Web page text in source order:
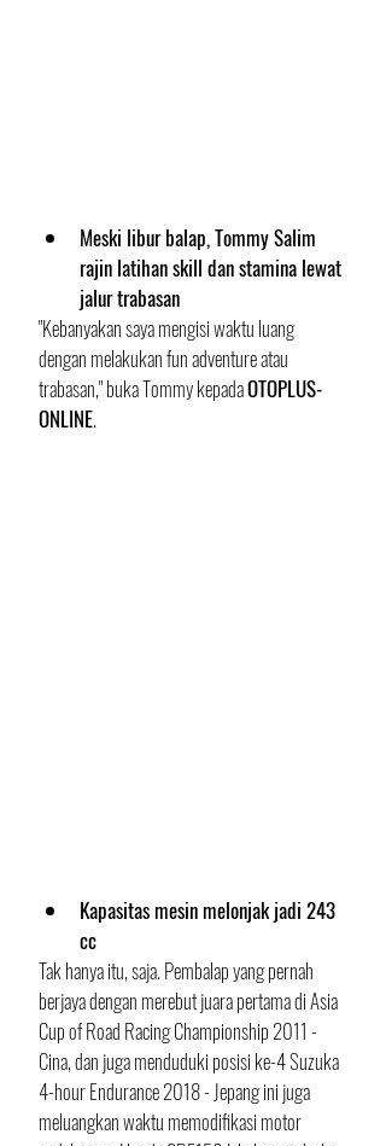
Meski libur balap, Tommy Salim
rajin latihan skill dan stamina lewat
jalur trabasan
"Kebanyakan saya mengisi waktu luang
dengan melakukan fun adventure atau
trabasan," buka Tommy kepada OTOPLUS-
ONLINE.
Kapasitas mesin melonjak jadi 243
cc
Tak hanya itu, saja. Pembalap yang pernah
berjaya dengan merebut juara pertama di Asia
Cup of Road Racing Championship 2011 -
Cina, dan juga menduduki posisi ke-4 Suzuka
4-hour Endurance 2018 - Jepang ini juga
meluangkan waktu memodifikasi motor